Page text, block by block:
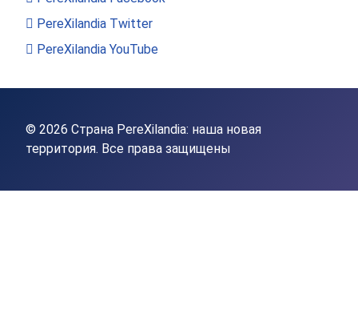
PereXilandia Twitter
PereXilandia YouTube
© 2026 Страна PereXilandia: наша новая
территория. Все права защищены